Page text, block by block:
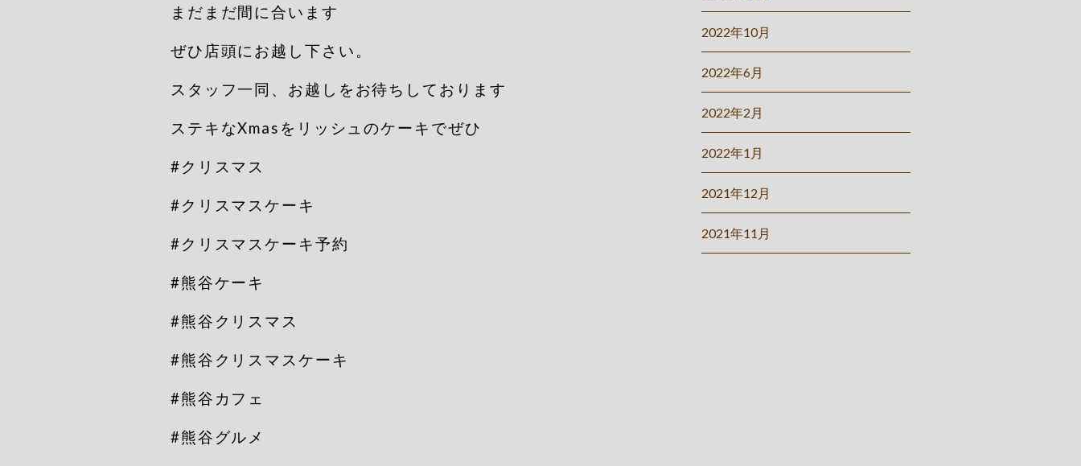
まだまだ間に合います
ぜひ店頭にお越し下さい。
スタッフ一同、お越しをお待ちしております
ステキなXmasをリッシュのケーキでぜひ
#クリスマス
#クリスマスケーキ
#クリスマスケーキ予約
#熊谷ケーキ
#熊谷クリスマス
#熊谷クリスマスケーキ
#熊谷カフェ
#熊谷グルメ
2022年10月
2022年6月
2022年2月
2022年1月
2021年12月
2021年11月